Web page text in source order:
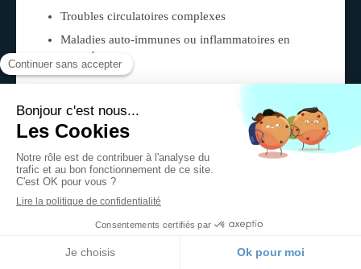
Troubles circulatoires complexes
Maladies auto-immunes ou inflammatoires en
poussée
Prendre rendez-vous pour un drainage